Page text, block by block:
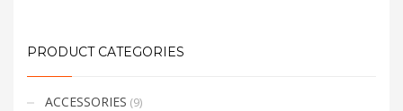
PRODUCT CATEGORIES
ACCESSORIES (9)